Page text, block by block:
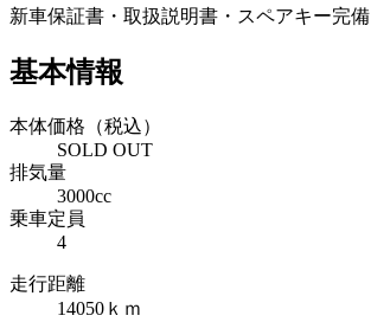
新車保証書・取扱説明書・スペアキー完備
基本情報
本体価格（税込）
SOLD OUT
排気量
3000cc
乗車定員
4
走行距離
14050ｋｍ